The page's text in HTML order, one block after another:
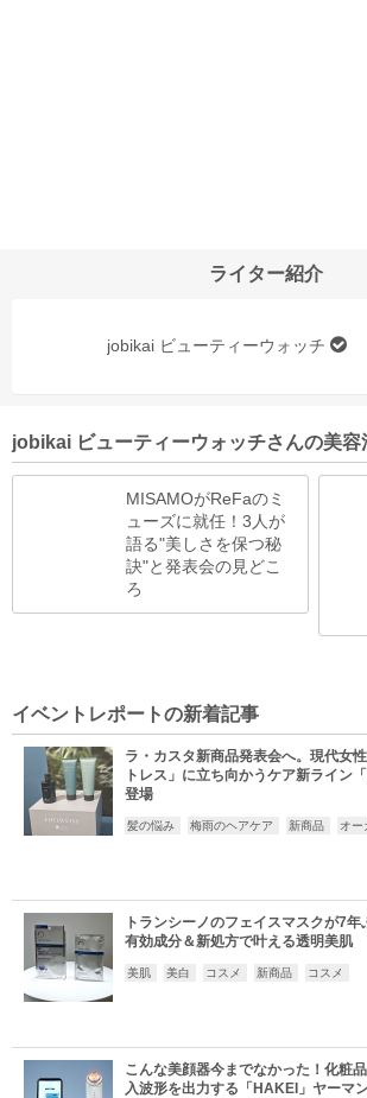
ライター紹介
jobikai ビューティーウォッチ
jobikai ビューティーウォッチさんの美容
MISAMOがReFaのミ
ューズに就任！3人が
語る"美しさを保つ秘
訣"と発表会の見どこ
ろ
イベントレポートの新着記事
ラ・カスタ新商品発表会へ。現代女
トレス」に立ち向かうケア新ライン
登場
髪の悩み 梅雨のヘアケア 新商品 オー
トランシーノのフェイスマスクが7
有効成分＆新処方で叶える透明美肌
美肌 美白 コスメ 新商品 コスメ
こんな美顔器今までなかった！化粧
入波形を出力する「HAKEI」ヤーマ